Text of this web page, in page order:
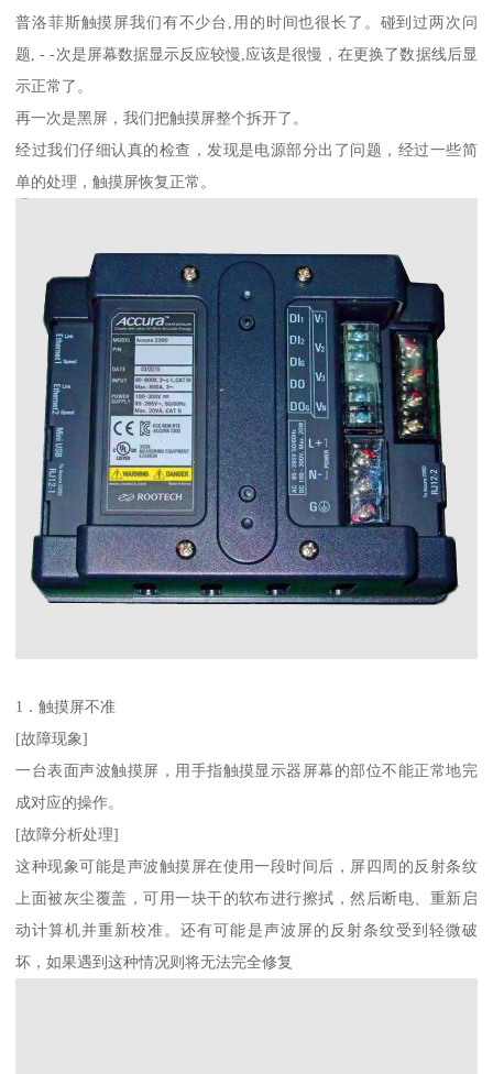
普洛菲斯触摸屏我们有不少台,用的时间也很长了。碰到过两次问
题, - -次是屏幕数据显示反应较慢,应该是很慢，在更换了数据线后显
示正常了。
再一次是黑屏，我们把触摸屏整个拆开了。
经过我们仔细认真的检查，发现是电源部分出了问题，经过一些简
单的处理，触摸屏恢复正常。
1．触摸屏不准
[故障现象]
一台表面声波触摸屏，用手指触摸显示器屏幕的部位不能正常地完
成对应的操作。
[故障分析处理]
这种现象可能是声波触摸屏在使用一段时间后，屏四周的反射条纹
上面被灰尘覆盖，可用一块干的软布进行擦拭，然后断电、重新启
动计算机并重新校准。还有可能是声波屏的反射条纹受到轻微破
坏，如果遇到这种情况则将无法完全修复